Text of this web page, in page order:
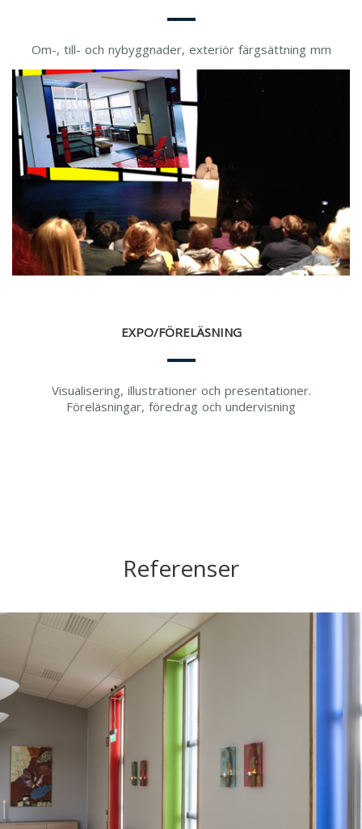
Om-, till- och nybyggnader, exteriör färgsättning mm
EXPO/FÖRELÄSNING
Visualisering, illustrationer och presentationer.
Föreläsningar, föredrag och undervisning
Referenser
SÖRABY FÖRSAMLINGSHEM
I ROTTNE UTANFÖR VÄXJÖ FICK ETT
MODERNT OCH FÄRGGLATT INRE MED
SPECIALRITADE INREDNINGSDETALJER
OCH KONSTNÄRLIG UTSMYCKNING.